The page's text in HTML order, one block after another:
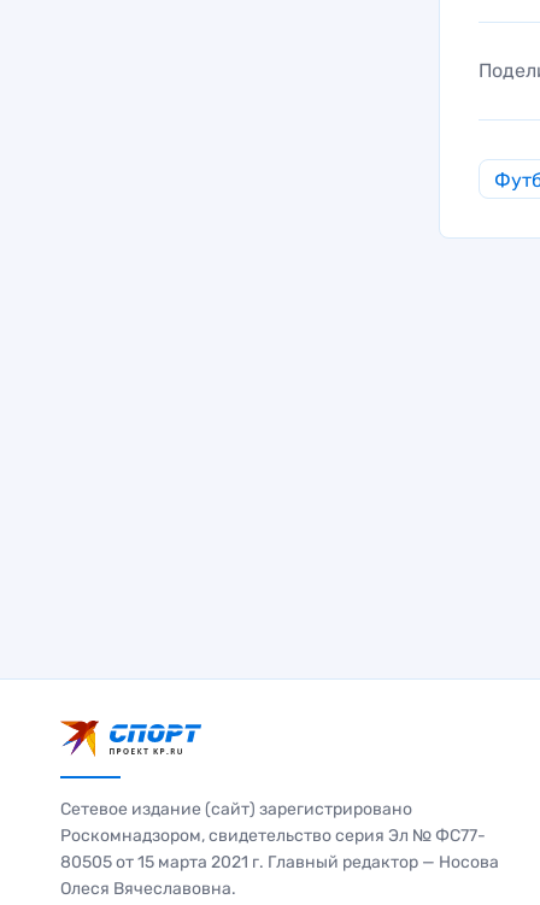
Сетевое издание (сайт) зарегистрировано
Роскомнадзором, свидетельство серия Эл № ФС77-
80505 от 15 марта 2021 г. Главный редактор — Носова
Олеся Вячеславовна.